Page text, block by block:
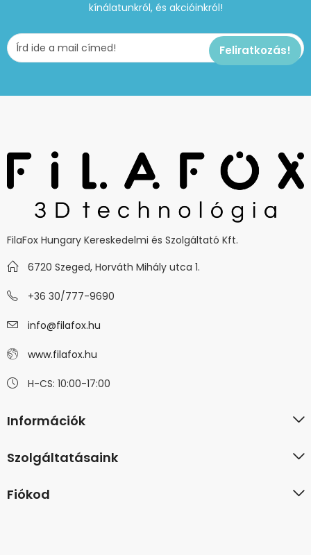
kínálatunkról, és akcióinkról!
FilaFox Hungary Kereskedelmi és Szolgáltató Kft.
6720 Szeged, Horváth Mihály utca 1.
+36 30/777-9690
info@filafox.hu
www.filafox.hu
H-CS: 10:00-17:00
Információk
Szolgáltatásaink
Fiókod